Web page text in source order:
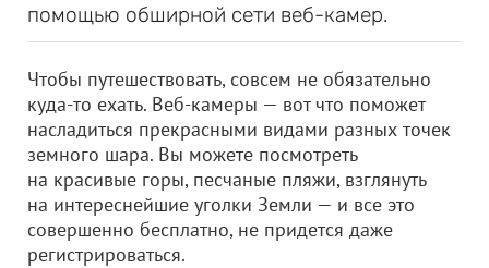
помощью обширной сети веб-камер.
Чтобы путешествовать, совсем не обязательно
куда-то ехать. Веб-камеры — вот что поможет
насладиться прекрасными видами разных точек
земного шара. Вы можете посмотреть
на красивые горы, песчаные пляжи, взглянуть
на интереснейшие уголки Земли — и все это
совершенно бесплатно, не придется даже
регистрироваться.